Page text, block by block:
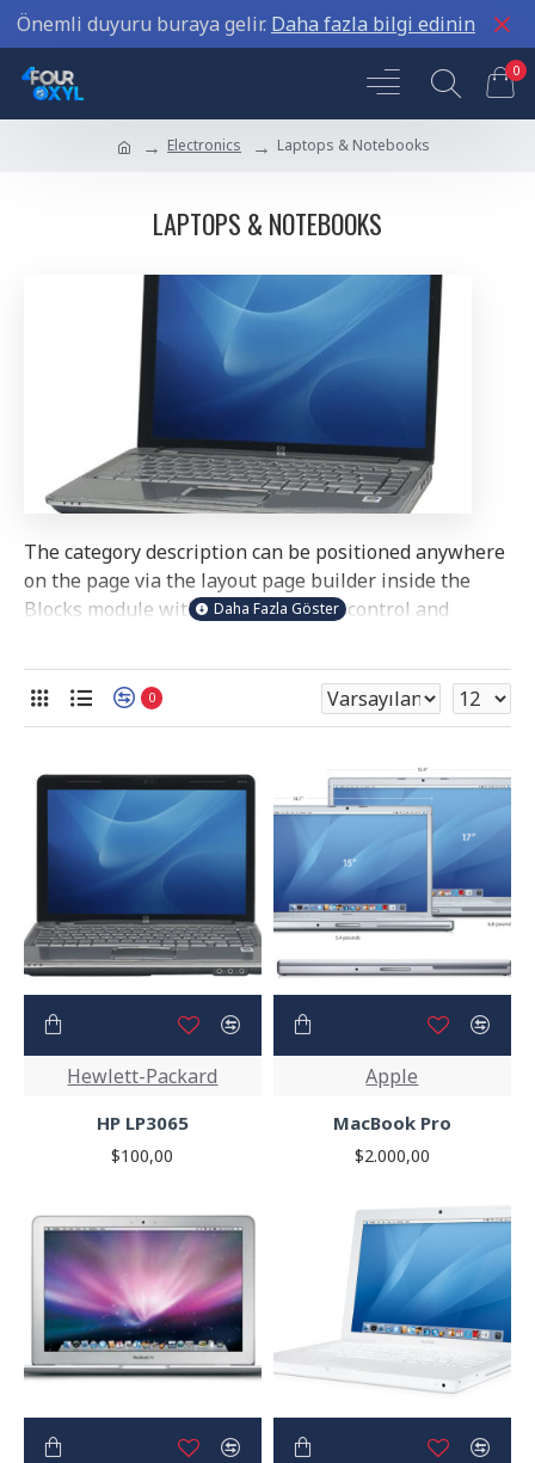
Önemli duyuru buraya gelir. Daha fazla bilgi edinin
0
Electronics Laptops & Notebooks
LAPTOPS & NOTEBOOKS
The category description can be positioned anywhere
on the page via the layout page builder inside the
Blocks module with full typography control and
The category image can be selectively disabled on any
device and comes with custom image dimensions,
such as products, categories, banners, sliders, etc.
Advanced Product Filter
module included. This is
the most comprehensive set of filtering tools rivaling
the top paid extensions. It supports Opencart filters,
price, availability, category, brands, options,
attributes, tags, all included in the same Journal 3
package.
and browser
back button support.
Load products in
category pages as you scroll down or by clicking the
Load More button, or disable this feature entirely and
display the default pagination.
0
Hewlett-Packard
HP LP3065
$100,00
Apple
MacBook Pro
$2.000,00